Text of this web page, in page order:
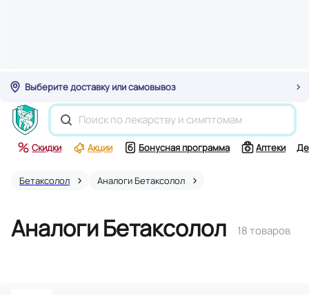
Выберите доставку или самовывоз
Скидки Акции Бонусная программа Аптеки
Бетаксолол Аналоги Бетаксолол
Аналоги Бетаксолол 18 товаров